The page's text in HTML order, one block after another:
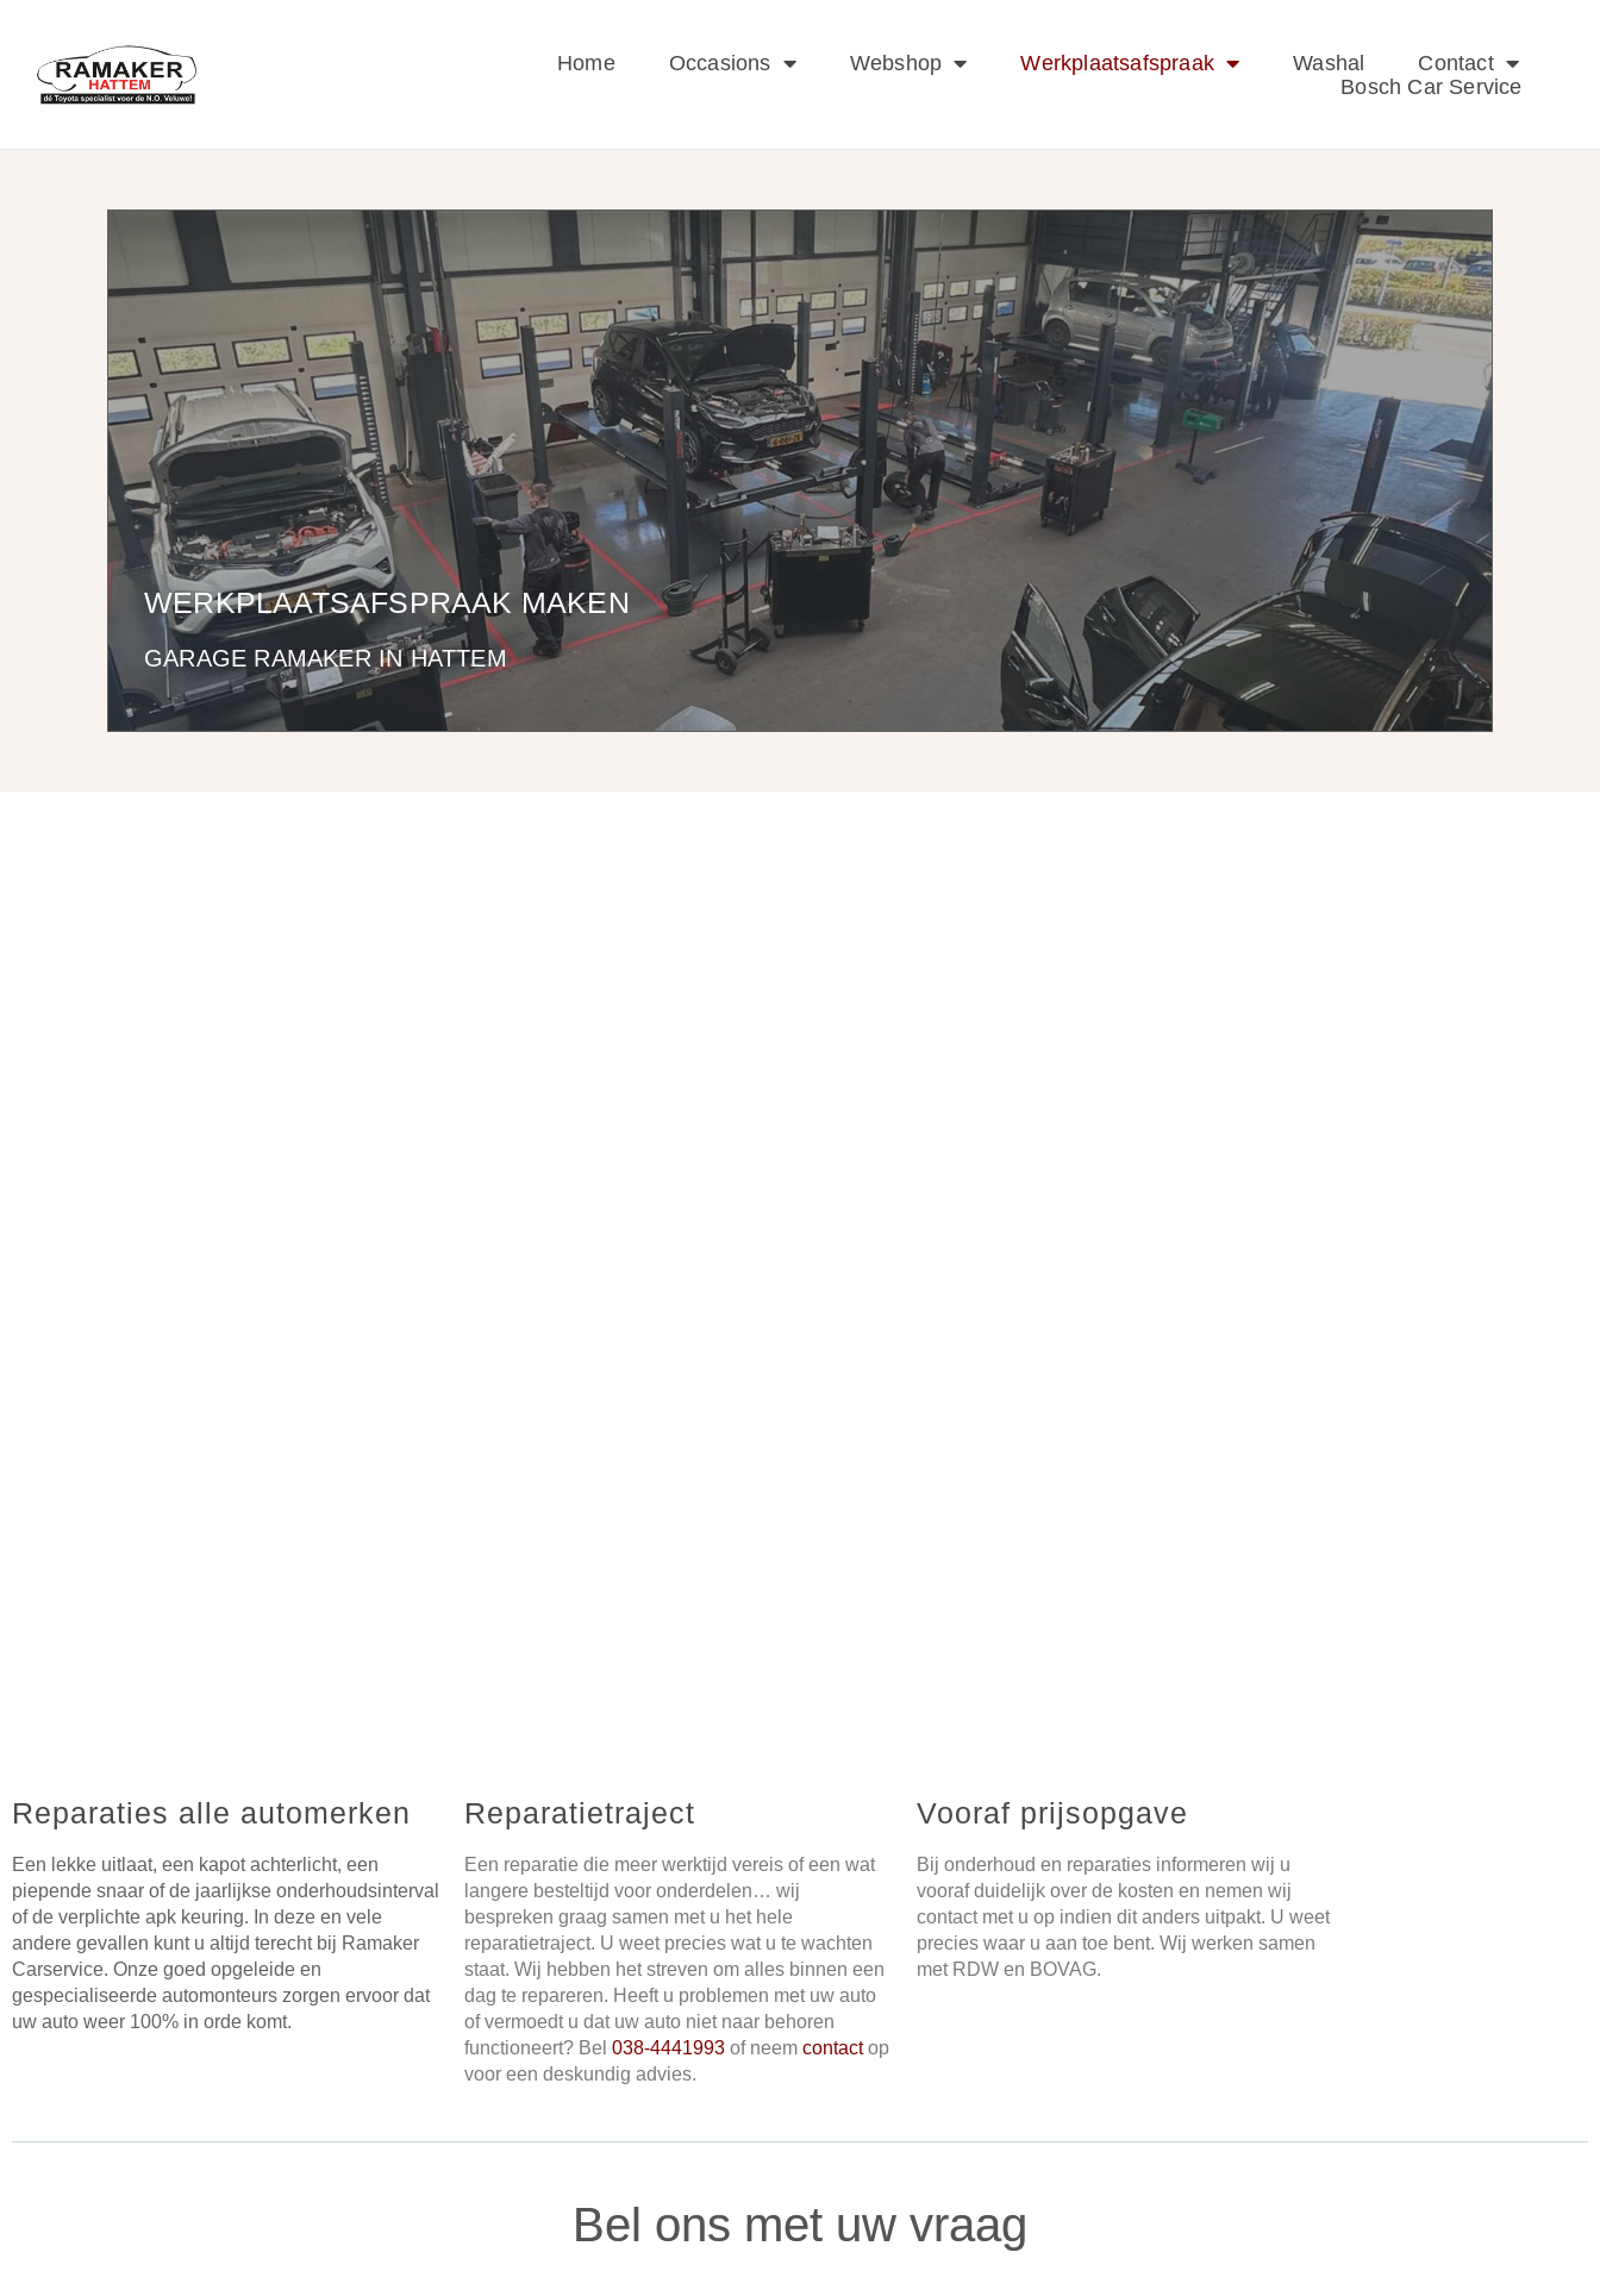
Home Occasions Webshop Werkplaatsafspraak Washal
Contact
Bosch Car Service
WERKPLAATSAFSPRAAK MAKEN
GARAGE RAMAKER IN HATTEM
Reparaties alle automerken
Een lekke uitlaat, een kapot achterlicht, een
piepende snaar of de jaarlijkse onderhoudsinterval
of de verplichte apk keuring. In deze en vele
andere gevallen kunt u altijd terecht bij Ramaker
Carservice. Onze goed opgeleide en
gespecialiseerde automonteurs zorgen ervoor dat
uw auto weer 100% in orde komt.
Reparatietraject
Een reparatie die meer werktijd vereis of een wat
langere besteltijd voor onderdelen… wij
bespreken graag samen met u het hele
reparatietraject. U weet precies wat u te wachten
staat. Wij hebben het streven om alles binnen een
dag te repareren. Heeft u problemen met uw auto
of vermoedt u dat uw auto niet naar behoren
functioneert? Bel 038-4441993 of neem contactop
voor een deskundig advies.
Vooraf prijsopgave
Bij onderhoud en reparaties informeren wij u
vooraf duidelijk over de kosten en nemen wij
contact met u op indien dit anders uitpakt. U weet
precies waar u aan toe bent. Wij werken samen
met RDW en BOVAG.
Bel ons met uw vraag